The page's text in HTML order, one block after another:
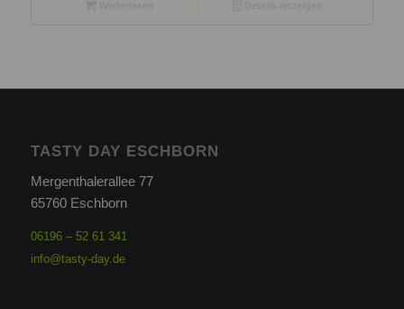
TASTY DAY ESCHBORN
Mergenthalerallee 77
65760 Eschborn
06196 – 52 61 341
info@tasty-day.de